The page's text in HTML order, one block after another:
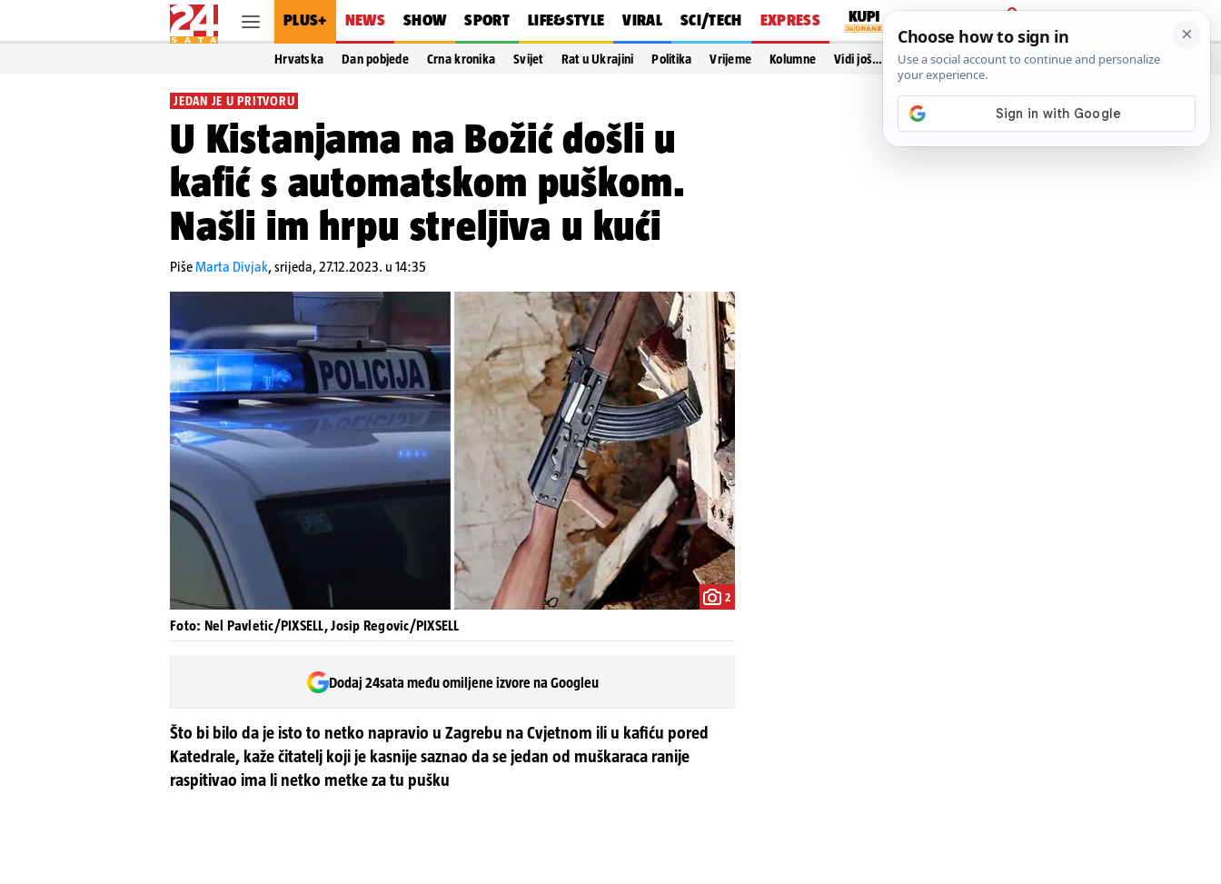
PLUS+ NEWS SHOW SPORT LIFE&STYLE VIRAL SCI/TECH EXPRESS
PRIJAVA
Hrvatska Dan pobjede Crna kronika Svijet Rat u Ukrajini Politika Vrijeme Kolumne Vidi još…
JEDAN JE U PRITVORU
U Kistanjama na Božić došli u
kafić s automatskom puškom.
Našli im hrpu streljiva u kući
PišeMarta Divjak,srijeda, 27.12.2023. u 14:35
2
Foto: Nel Pavletic/PIXSELL, Josip Regovic/PIXSELL
Dodaj 24sata među omiljene izvore na Googleu
Što bi bilo da je isto to netko napravio u Zagrebu na Cvjetnom ili u kafiću pored
Katedrale, kaže čitatelj koji je kasnije saznao da se jedan od muškaraca ranije
raspitivao ima li netko metke za tu pušku